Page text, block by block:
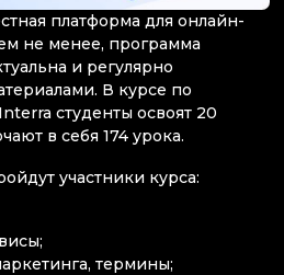
платформа для онлайн-
не менее, программа
и регулярно
В курсе по
студенты освоят 20
в себя 174 урока.
участники курса:
термины;